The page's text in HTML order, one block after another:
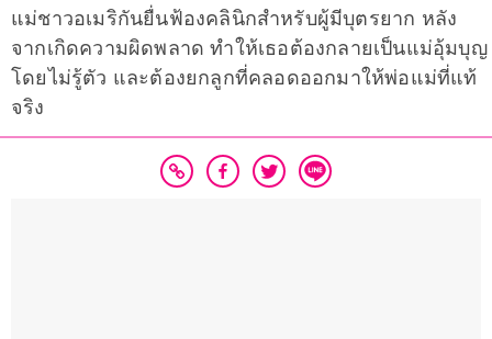
แม่ชาวอเมริกันยื่นฟ้องคลินิกสำหรับผู้มีบุตรยาก หลัง
จากเกิดความผิดพลาด ทำให้เธอต้องกลายเป็นแม่อุ้มบุญ
โดยไม่รู้ตัว และต้องยกลูกที่คลอดออกมาให้พ่อแม่ที่แท้
จริง